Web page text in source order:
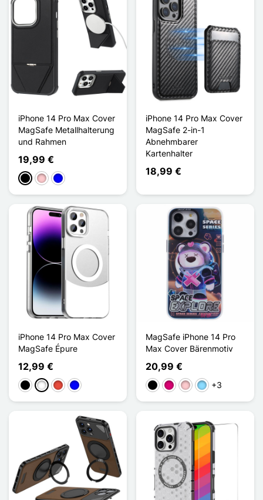
iPhone 14 Pro Max Cover
MagSafe Metallhalterung
und Rahmen
19,99 €
Schwarz
PinkBlau
iPhone 14 Pro Max Cover
MagSafe 2-in-1
Abnehmbarer
Kartenhalter
18,99 €
iPhone 14 Pro Max Cover
MagSafe Épure
12,99 €
Schwarz
WeißRot Blau
MagSafe iPhone 14 Pro
Max Cover Bärenmotiv
20,99 €
SchwarzMagenta
PinkHellblau
+3